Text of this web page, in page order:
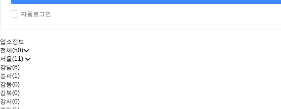
자동로그인
업소정보
전체(50)
서울(11)
강남(6)
송파(1)
강동(0)
강북(0)
강서(0)